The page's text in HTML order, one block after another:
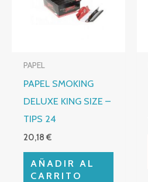
PAPEL
PAPEL SMOKING
DELUXE KING SIZE –
TIPS 24
20,18€
AÑADIR AL
CARRITO